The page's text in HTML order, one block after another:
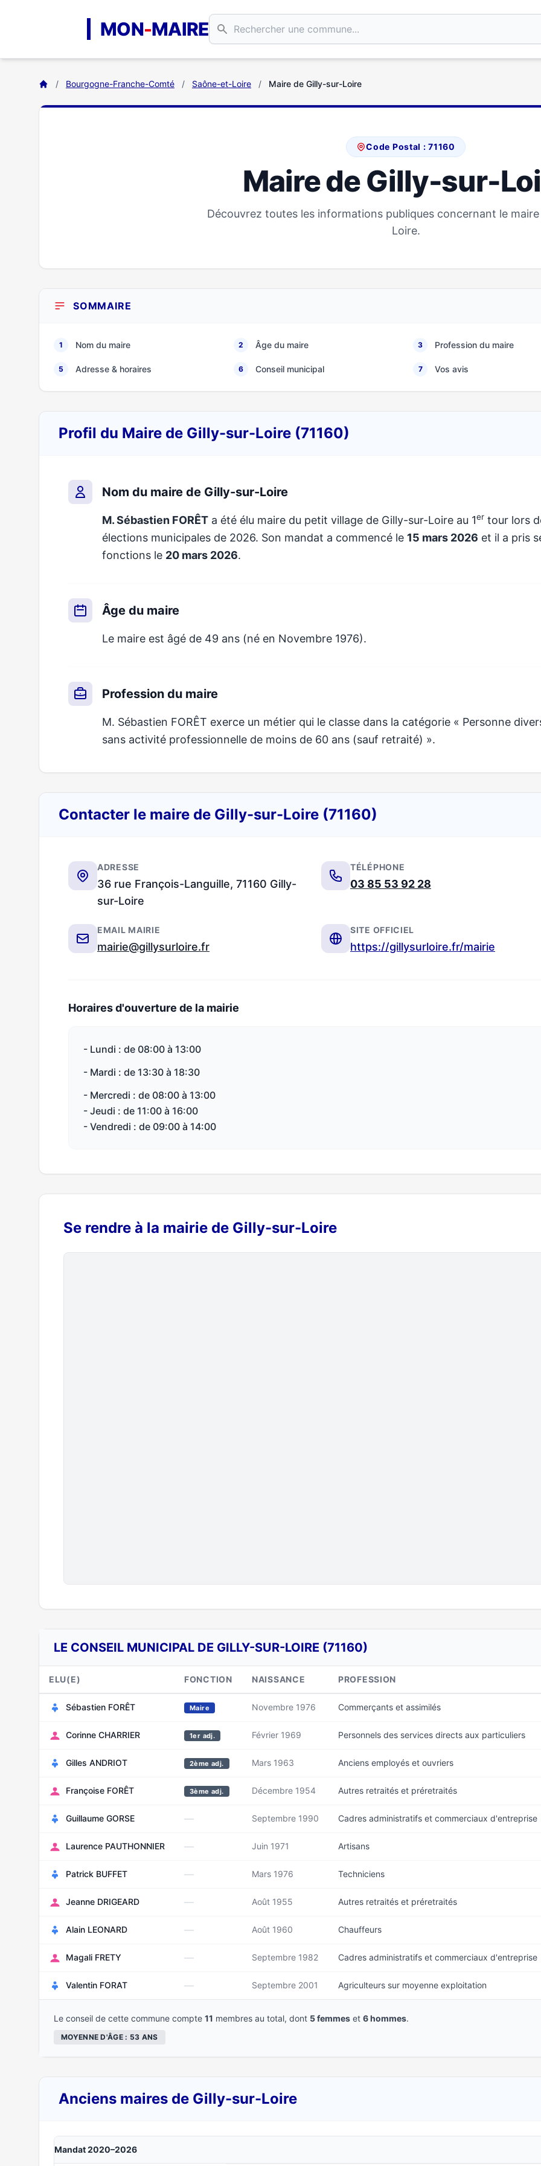
MON-MAIRE
/ Bourgogne-Franche-Comté / Saône-et-Loire / Maire de Gilly-sur-Loire
Code Postal : 71160
Maire de Gilly-sur-
Découvrez toutes les informations publiques concernant le
Loire.
SOMMAIRE
1 Nom du maire 2 Âge du maire 3 Profession du maire
5 Adresse & horaires 6 Conseil municipal 7 Vos avis
Profil du Maire de Gilly-sur-Loire (71160)
Nom du maire de Gilly-sur-Loire
M. Sébastien FORÊT a été élu maire du petit village de Gilly-sur-Loire au 1er tour lors
élections municipales de 2026. Son mandat a commencé le 15 mars 2026 et il a pris
fonctions le 20 mars 2026.
Âge du maire
Le maire est âgé de 49 ans (né en Novembre 1976).
Profession du maire
M. Sébastien FORÊT exerce un métier qui le classe dans la catégorie « Personne
sans activité professionnelle de moins de 60 ans (sauf retraité) ».
Contacter le maire de Gilly-sur-Loire (71160)
ADRESSE
36 rue François-Languille, 71160 Gilly-
sur-Loire
TÉLÉPHONE
03 85 53 92 28
EMAIL MAIRIE
mairie@gillysurloire.fr
SITE OFFICIEL
https://gillysurloire.fr/mairie
Horaires d'ouverture de la mairie
- Lundi : de 08:00 à 13:00
- Mardi : de 13:30 à 18:30
- Mercredi : de 08:00 à 13:00
- Jeudi : de 11:00 à 16:00
- Vendredi : de 09:00 à 14:00
Se rendre à la mairie de Gilly-sur-Loire
LE CONSEIL MUNICIPAL DE GILLY-SUR-LOIRE (71160)
ELU(E) FONCTION NAISSANCE PROFESSION
Sébastien FORÊT Maire Novembre 1976 Commerçants et assimilés
Corinne CHARRIER 1er adj. Février 1969 Personnels des services directs aux particuliers
Gilles ANDRIOT 2ème adj. Mars 1963 Anciens employés et ouvriers
Françoise FORÊT 3ème adj. Décembre 1954 Autres retraités et préretraités
Guillaume GORSE — Septembre 1990 Cadres administratifs et commerciaux d'entreprise
Laurence PAUTHONNIER — Juin 1971 Artisans
Patrick BUFFET — Mars 1976 Techniciens
Jeanne DRIGEARD — Août 1955 Autres retraités et préretraités
Alain LEONARD — Août 1960 Chauffeurs
Magali FRETY — Septembre 1982 Cadres administratifs et commerciaux d'entreprise
Valentin FORAT — Septembre 2001 Agriculteurs sur moyenne exploitation
Le conseil de cette commune compte 11 membres au total, dont 5 femmes et 6 hommes.
MOYENNE D'ÂGE : 53 ANS
Anciens maires de Gilly-sur-Loire
Mandat 2020–2026